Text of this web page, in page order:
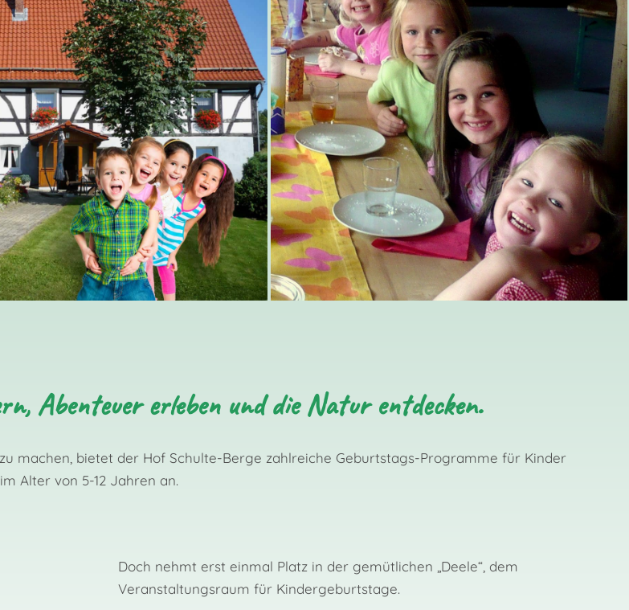
Abenteuer erleben und die Natur entdecken.
machen, bietet der Hof Schulte-Berge zahlreiche Geburtstags-Programme für Kinder
im Alter von 5-12 Jahren an.
Doch nehmt erst einmal Platz in der gemütlichen „Deele“, dem
Veranstaltungsraum für Kindergeburtstage.